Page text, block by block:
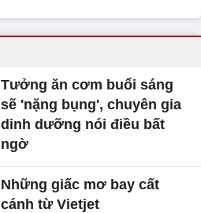
Tưởng ăn cơm buổi sáng
sẽ 'nặng bụng', chuyên gia
dinh dưỡng nói điều bất
ngờ
Những giấc mơ bay cất
cánh từ Vietjet